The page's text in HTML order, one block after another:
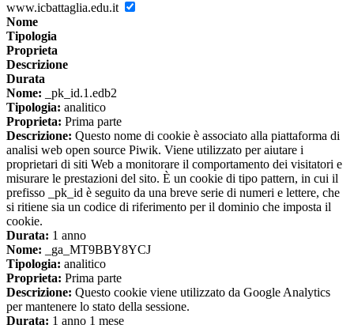
www.icbattaglia.edu.it
Nome
Tipologia
Proprieta
Descrizione
Durata
Nome: _pk_id.1.edb2
Tipologia: analitico
Proprieta: Prima parte
Descrizione: Questo nome di cookie è associato alla piattaforma di
analisi web open source Piwik. Viene utilizzato per aiutare i
proprietari di siti Web a monitorare il comportamento dei visitatori e
misurare le prestazioni del sito. È un cookie di tipo pattern, in cui il
prefisso _pk_id è seguito da una breve serie di numeri e lettere, che
si ritiene sia un codice di riferimento per il dominio che imposta il
cookie.
Durata: 1 anno
Nome: _ga_MT9BBY8YCJ
Tipologia: analitico
Proprieta: Prima parte
Descrizione: Questo cookie viene utilizzato da Google Analytics
per mantenere lo stato della sessione.
Durata: 1 anno 1 mese